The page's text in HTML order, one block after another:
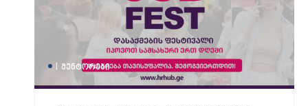
| ᲛᲔᲜᲢᲝᲠᲔᲑᲘ